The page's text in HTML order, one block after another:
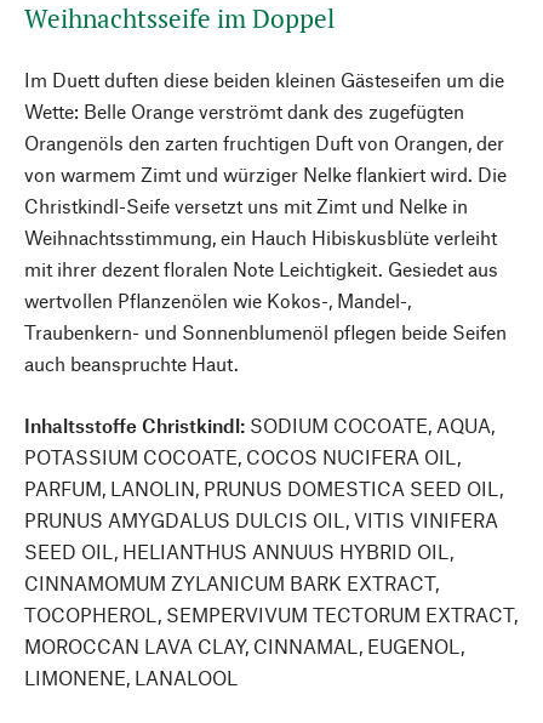
Weihnachtsseife im Doppel
Im Duett duften diese beiden kleinen Gästeseifen um die
Wette: Belle Orange verströmt dank des zugefügten
Orangenöls den zarten fruchtigen Duft von Orangen, der
von warmem Zimt und würziger Nelke flankiert wird. Die
Christkindl-Seife versetzt uns mit Zimt und Nelke in
Weihnachtsstimmung, ein Hauch Hibiskusblüte verleiht
mit ihrer dezent floralen Note Leichtigkeit. Gesiedet aus
wertvollen Pflanzenölen wie Kokos-, Mandel-,
Traubenkern- und Sonnenblumenöl pflegen beide Seifen
auch beanspruchte Haut.
Inhaltsstoffe Christkindl: SODIUM COCOATE, AQUA,
POTASSIUM COCOATE, COCOS NUCIFERA OIL,
PARFUM, LANOLIN, PRUNUS DOMESTICA SEED OIL,
PRUNUS AMYGDALUS DULCIS OIL, VITIS VINIFERA
SEED OIL, HELIANTHUS ANNUUS HYBRID OIL,
CINNAMOMUM ZYLANICUM BARK EXTRACT,
TOCOPHEROL, SEMPERVIVUM TECTORUM EXTRACT,
MOROCCAN LAVA CLAY, CINNAMAL, EUGENOL,
LIMONENE, LANALOOL